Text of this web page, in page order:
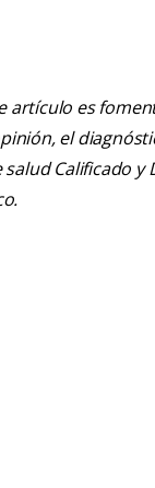
artículo es
el
Calificado